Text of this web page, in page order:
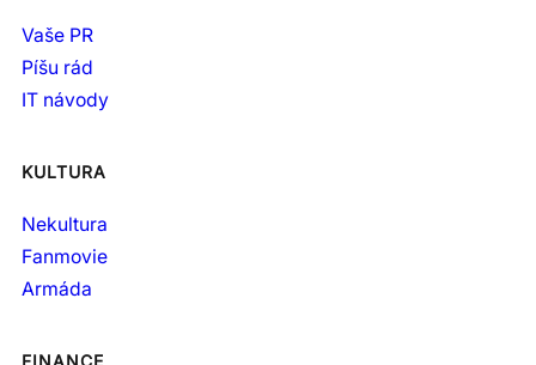
Vaše PR
Píšu rád
IT návody
KULTURA
Nekultura
Fanmovie
Armáda